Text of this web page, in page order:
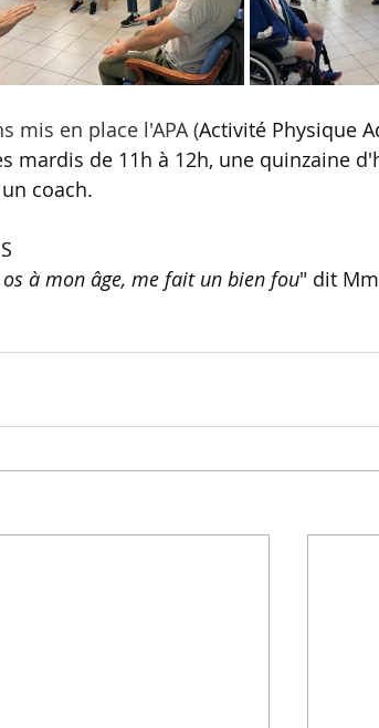
mis en place l'APA (Activité Physique
mardis de 11h à 12h, une quinzaine
coach.
à mon âge, me fait un bien fou" dit